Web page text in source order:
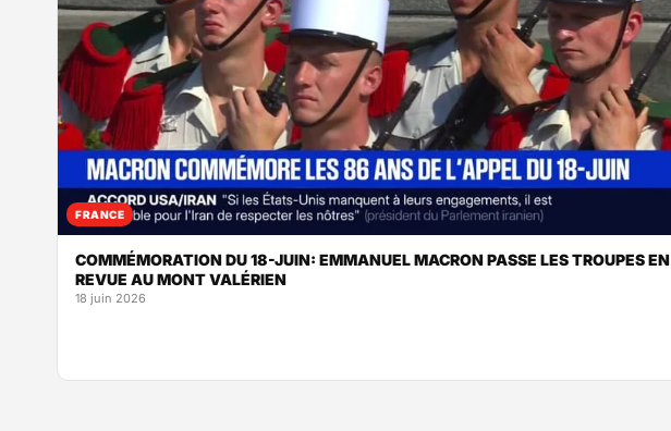
FRANCE
COMMÉMORATION DU 18-JUIN: EMMANUEL MACRON PASSE LES TROUPES EN
REVUE AU MONT VALÉRIEN
18 juin 2026